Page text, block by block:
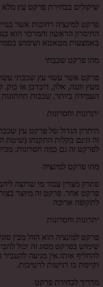
שיקולים בבחירת פרקט עץ מלא
פרקט למינציה רחובות אשר
החיסרון הראשון והמרכזי הוא
באמצעות מטאטא ושימוש
מהו פרקט שכבתי
פרקט אשר עשוי עץ שכבתי
מעץ וונגה, אלון, דובדבן או
העמידה ביותר. שכבות תחתונות
יתרונות וחסרונות
היתרון הגדול של פרקט עץ
זה הינם בקלות התקנתו (שיטת
לפרקט זה גם כמה חסרונות:
מהו פרקט למינציה
פתרון מצויין עבור מי שרוצה
פרקט אחר. פרקט זה מיוצר
לתקופה ארוכה
יתרונות וחסרונות
פרקט למינציה הוא הזול מבין
שימוש בפרקט מסוג זה יכול
להחליף אותו.אין מניעה
וקיימת בו רגישות לרטיבות.
מדריך לבחירת פרקט